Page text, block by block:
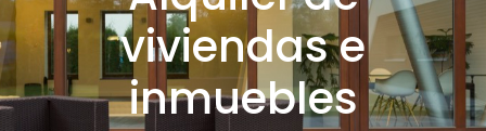
viviendas e
inmuebles